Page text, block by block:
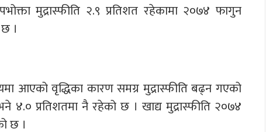
मुद्रास्फीति २.९ प्रतिशत रहेकामा २०७४ फागुन
।
आएको वृद्धिका कारण समग्र मुद्रास्फीति बढ्न गएको
४.० प्रतिशतमा नै रहेको छ । खाद्य मुद्रास्फीति २०७४
छ ।